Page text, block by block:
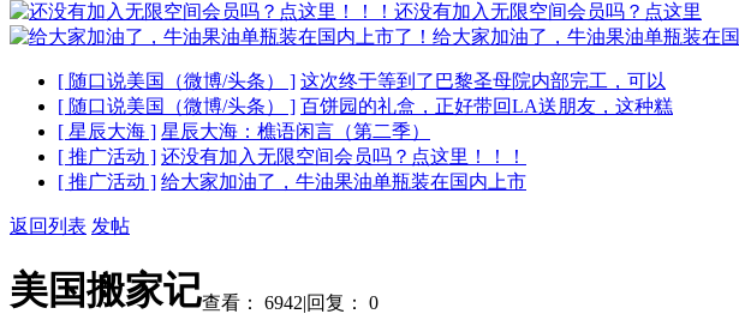
还没有加入无限空间会员吗？点这里
给大家加油了，牛油果油单瓶装在国
[ 随口说美国（微博/头条） ] 这次终于等到了巴黎圣母院内部完工，可以
[ 随口说美国（微博/头条） ] 百饼园的礼盒，正好带回LA送朋友，这种糕
[ 星辰大海 ] 星辰大海：樵语闲言（第二季）
[ 推广活动 ] 还没有加入无限空间会员吗？点这里！！！
[ 推广活动 ] 给大家加油了，牛油果油单瓶装在国内上市
返回列表 发帖
美国搬家记查看： 6942|回复： 0